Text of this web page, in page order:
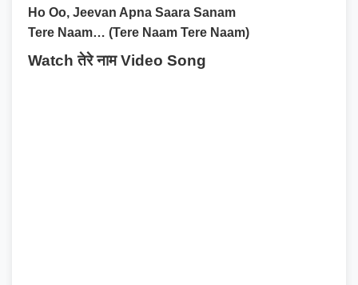
Ho Oo, Jeevan Apna Saara Sanam
Tere Naam… (Tere Naam Tere Naam)
Watch तेरे नाम Video Song